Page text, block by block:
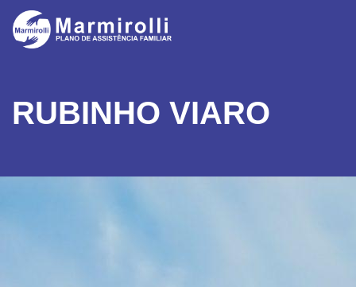
RUBINHO VIARO